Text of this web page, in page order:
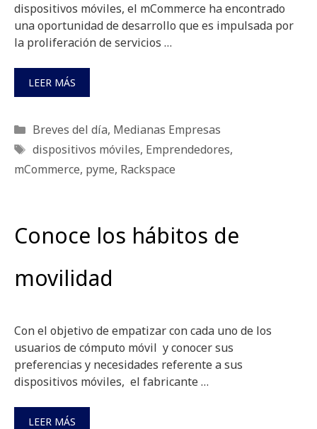
dispositivos móviles, el mCommerce ha encontrado
una oportunidad de desarrollo que es impulsada por
la proliferación de servicios …
LEER MÁS
Categorías
Breves del día, Medianas Empresas
Etiquetas
dispositivos móviles, Emprendedores,
mCommerce, pyme, Rackspace
Conoce los hábitos de
movilidad
Con el objetivo de empatizar con cada uno de los
usuarios de cómputo móvil y conocer sus
preferencias y necesidades referente a sus
dispositivos móviles, el fabricante …
LEER MÁS